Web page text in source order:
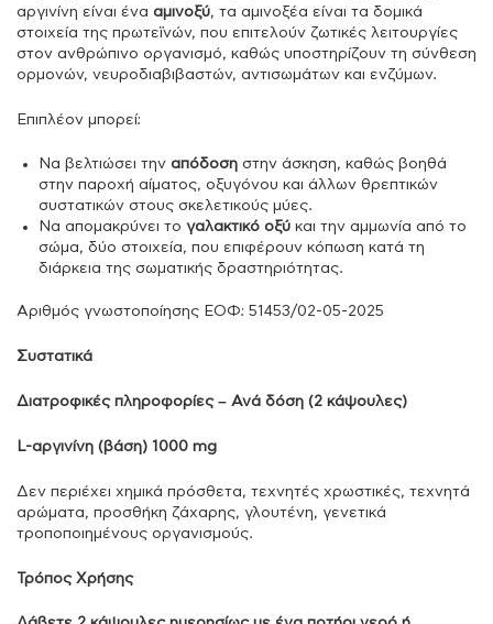
αργινίνη είναι ένα αμινοξύ, τα αμινοξέα είναι τα δομικά
στοιχεία της πρωτεϊνών, που επιτελούν ζωτικές λειτουργίες
στον ανθρώπινο οργανισμό, καθώς υποστηρίζουν τη σύνθεση
ορμονών, νευροδιαβιβαστών, αντισωμάτων και ενζύμων.
Επιπλέον μπορεί:
Να βελτιώσει την απόδοση στην άσκηση, καθώς βοηθά
στην παροχή αίματος, οξυγόνου και άλλων θρεπτικών
συστατικών στους σκελετικούς μύες.
Να απομακρύνει το γαλακτικό οξύ και την αμμωνία από το
σώμα, δύο στοιχεία, που επιφέρουν κόπωση κατά τη
διάρκεια της σωματικής δραστηριότητας.
Aριθμός γνωστοποίησης ΕΟΦ: 51453/02-05-2025
Συστατικά
Διατροφικές πληροφορίες – Ανά δόση (2 κάψουλες)
L-αργινίνη (βάση) 1000 mg
Δεν περιέχει χημικά πρόσθετα, τεχνητές χρωστικές, τεχνητά
αρώματα, προσθήκη ζάχαρης, γλουτένη, γενετικά
τροποποιημένους οργανισμούς.
Τρόπος Χρήσης